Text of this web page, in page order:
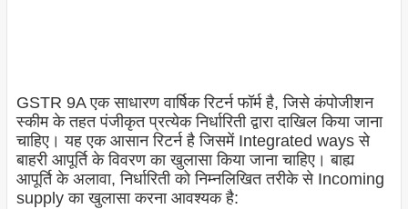
GSTR 9A एक साधारण वार्षिक रिटर्न फॉर्म है, जिसे कंपोजीशन
स्कीम के तहत पंजीकृत प्रत्येक निर्धारिती द्वारा दाखिल किया जाना
चाहिए। यह एक आसान रिटर्न है जिसमें Integrated ways से
बाहरी आपूर्ति के विवरण का खुलासा किया जाना चाहिए। बाह्य
आपूर्ति के अलावा, निर्धारिती को निम्नलिखित तरीके से Incoming
supply का खुलासा करना आवश्यक है: